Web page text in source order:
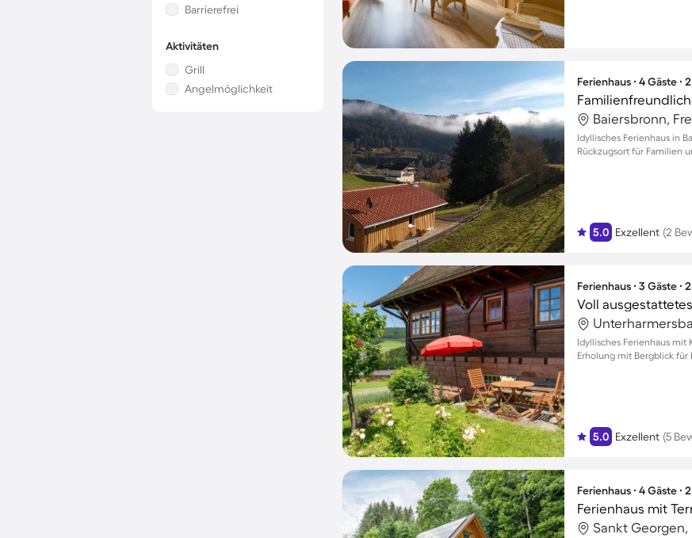
Barrierefrei
Aktivitäten
Grill
Angelmöglichkeit
Ferienhaus ∙ 4 Gäste ∙
Baiersbronn,
Idyllisches Ferienhaus in
Rückzugsort für Familien
5.0 Exzellent (2
Ferienhaus ∙ 3 Gäste ∙
Idyllisches Ferienhaus mit
Erholung mit Bergblick für
5.0 Exzellent (5
Ferienhaus ∙ 4 Gäste ∙
Ferienhaus mit